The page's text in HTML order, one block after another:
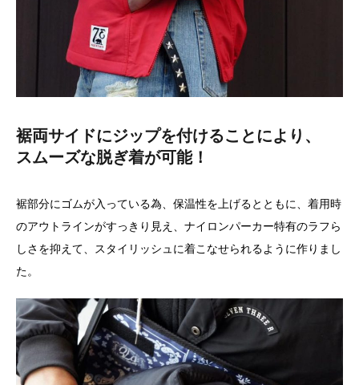
裾両サイドにジップを付けることにより、
スムーズな脱ぎ着が可能！
裾部分にゴムが入っている為、保温性を上げるとともに、着用時
のアウトラインがすっきり見え、ナイロンパーカー特有のラフら
しさを抑えて、スタイリッシュに着こなせられるように作りまし
た。